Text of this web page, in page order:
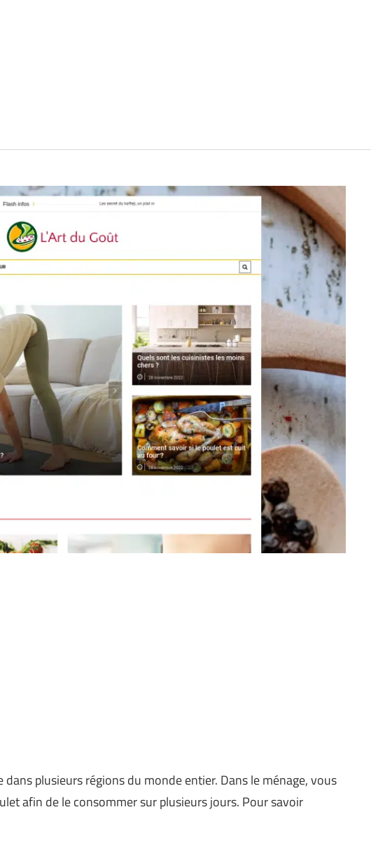
plusieurs régions du monde entier. Dans le ménage, vous
afin de le consommer sur plusieurs jours. Pour savoir